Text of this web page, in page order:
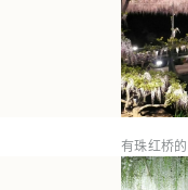
有珠红桥